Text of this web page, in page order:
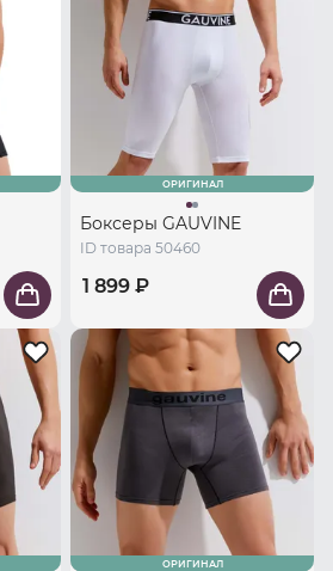
ОРИГИНАЛ
Боксеры GAUVINE
ID товара 50460
1 899 ₽
ОРИГИНАЛ